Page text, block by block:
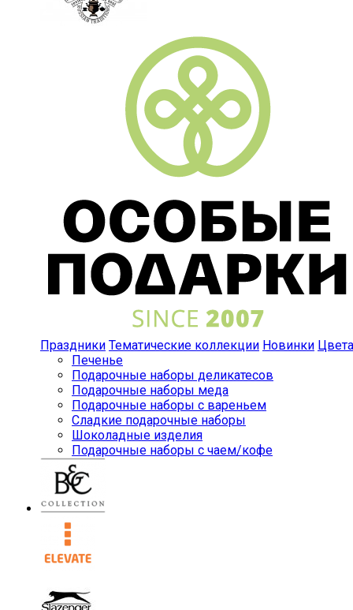
Праздники Тематические коллекции Новинки Цвета
Печенье
Подарочные наборы деликатесов
Подарочные наборы меда
Подарочные наборы с вареньем
Сладкие подарочные наборы
Шоколадные изделия
Подарочные наборы с чаем/кофе